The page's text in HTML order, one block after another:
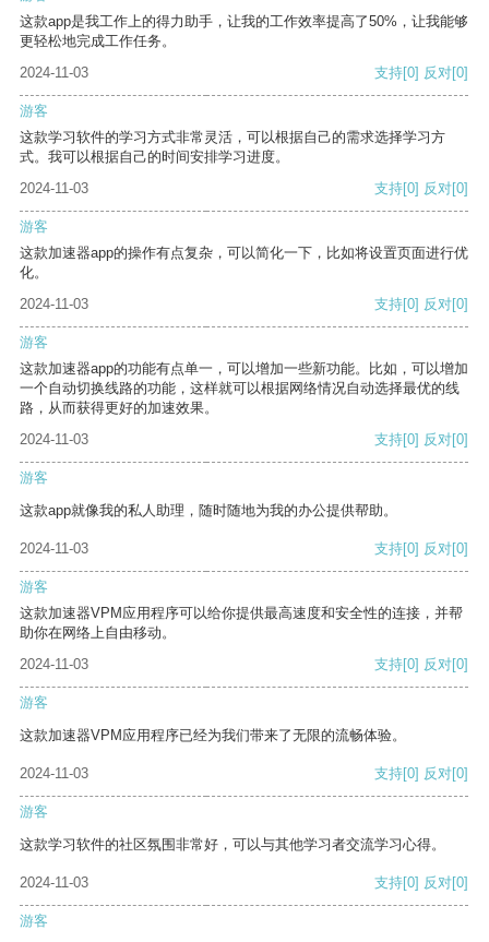
这款app是我工作上的得力助手，让我的工作效率提高了50%，让我能够
更轻松地完成工作任务。
2024-11-03
支持[0] 反对[0]
游客
这款学习软件的学习方式非常灵活，可以根据自己的需求选择学习方
式。我可以根据自己的时间安排学习进度。
2024-11-03
支持[0] 反对[0]
游客
这款加速器app的操作有点复杂，可以简化一下，比如将设置页面进行优
化。
2024-11-03
支持[0] 反对[0]
游客
这款加速器app的功能有点单一，可以增加一些新功能。比如，可以增加
一个自动切换线路的功能，这样就可以根据网络情况自动选择最优的线
路，从而获得更好的加速效果。
2024-11-03
支持[0] 反对[0]
游客
这款app就像我的私人助理，随时随地为我的办公提供帮助。
2024-11-03 支持[0] 反对[0]
游客
这款加速器VPM应用程序可以给你提供最高速度和安全性的连接，并帮
助你在网络上自由移动。
2024-11-03
支持[0] 反对[0]
游客
这款加速器VPM应用程序已经为我们带来了无限的流畅体验。
2024-11-03 支持[0] 反对[0]
游客
这款学习软件的社区氛围非常好，可以与其他学习者交流学习心得。
2024-11-03 支持[0] 反对[0]
游客